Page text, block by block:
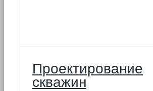
Проектирование
скважин